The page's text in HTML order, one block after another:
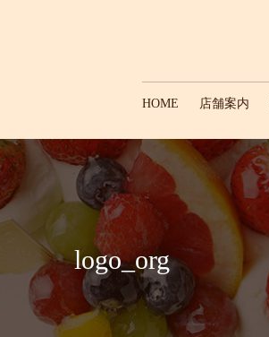
HOME 店舗案内
logo_org